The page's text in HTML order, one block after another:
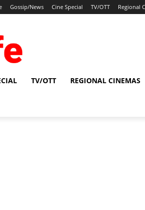
Gossip/News Cine Special TV/OTT Regional
TV/OTT REGIONAL CINEMAS